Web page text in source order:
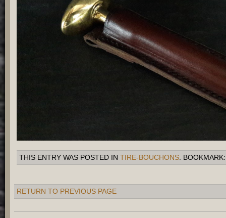
THIS ENTRY WAS POSTED IN TIRE-BOUCHONS .
RETURN TO PREVIOUS PAGE